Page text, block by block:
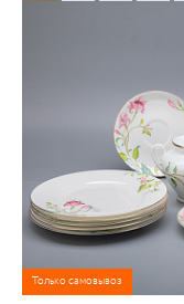
Только самовывоз